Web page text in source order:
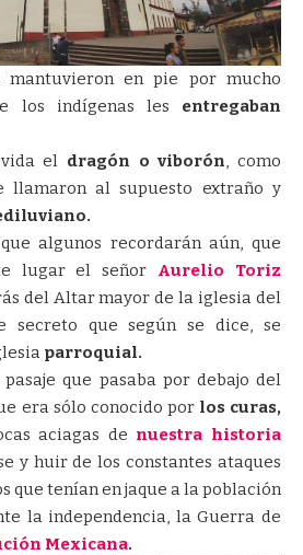
mantuvieron en pie por mucho
los indígenas les entregaban
el dragón o viborón, como
llamaron al supuesto extraño y
algunos recordarán aún, que
lugar el señor Aurelio Toriz
del Altar mayor de la iglesia del
secreto que según se dice, se
parroquial.
que pasaba por debajo del
era sólo conocido por los curas,
aciagas de nuestra historia
y huir de los constantes ataques
que tenían en jaque a la población
la independencia, la Guerra de
Mexicana.